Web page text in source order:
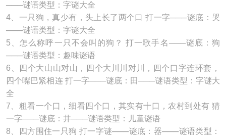
───谜语类型：字谜大全
4、一只狗，真少有，头上长了两个口 打一字───谜底：哭
───谜语类型：字谜大全
5、怎么称呼一只不会叫的狗？ 打一歌手名───谜底：狗
───谜语类型：趣味谜语
6、四个大山山对山，四个大川川对川，四个口字连环套，
四个嘴巴紧相连 打一字───谜底：田───谜语类型：字谜大
全
7、粗看一个口，细看四个口，其实有十口，农村到处有 猜
一字───谜底：井───谜语类型：儿童谜语
8、四方围住一只狗 打一字谜───谜底：器───谜语类型：